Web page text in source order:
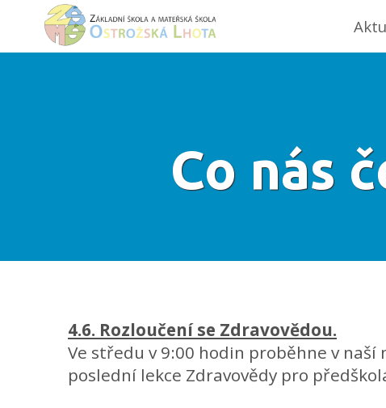
Co nás
4.6. Rozloučení se Zdravovědou.
Ve středu v 9:00 hodin proběhne v naší
poslední lekce Zdravovědy pro